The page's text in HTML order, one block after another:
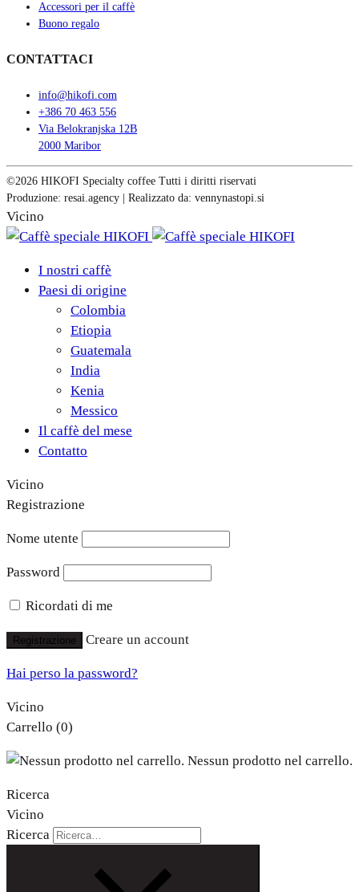
Accessori per il caffè
Buono regalo
CONTATTACI
info@hikofi.com
+386 70 463 556
Via Belokranjska 12B
2000 Maribor
©2026 HIKOFI Specialty coffee Tutti i diritti riservati
Produzione: resai.agency | Realizzato da: vennynastopi.si
Vicino
I nostri caffè
Paesi di origine
Colombia
Etiopia
Guatemala
India
Kenia
Messico
Il caffè del mese
Contatto
Vicino
Registrazione
Nome utente
Password
Ricordati di me
Registrazione Creare un account
Hai perso la password?
Vicino
Carrello (0)
Nessun prodotto nel carrello.
Ricerca
Vicino
Ricerca